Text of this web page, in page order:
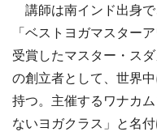
講師は南インド出身
「ベストヨガマスター
受賞したマスター・ス
の創立者として、世界
持つ。主催するワナカ
ないヨガクラス」と名